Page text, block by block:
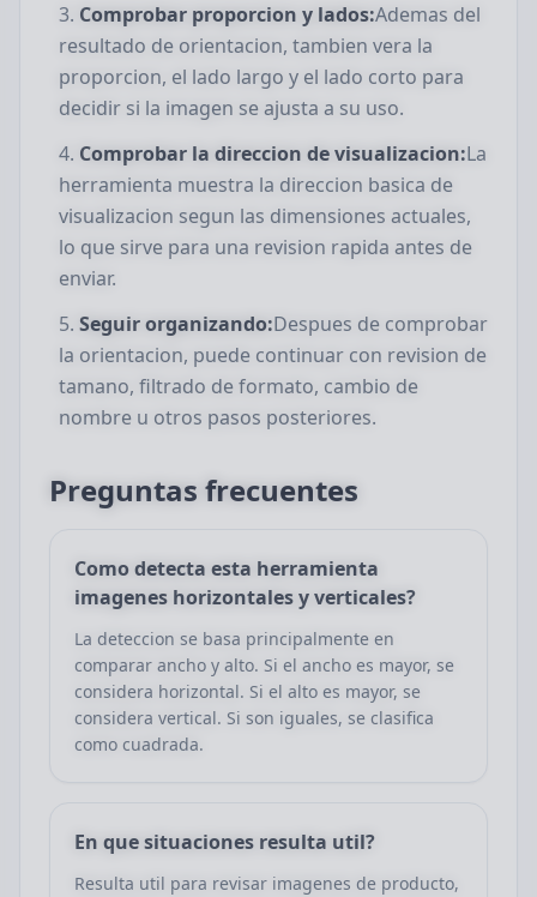
Comprobar proporcion y lados:Ademas del
resultado de orientacion, tambien vera la
proporcion, el lado largo y el lado corto para
decidir si la imagen se ajusta a su uso.
Comprobar la direccion de visualizacion:La
herramienta muestra la direccion basica de
visualizacion segun las dimensiones actuales,
lo que sirve para una revision rapida antes de
enviar.
Seguir organizando:Despues de comprobar
la orientacion, puede continuar con revision de
tamano, filtrado de formato, cambio de
nombre u otros pasos posteriores.
Preguntas frecuentes
Como detecta esta herramienta
imagenes horizontales y verticales?
La deteccion se basa principalmente en
comparar ancho y alto. Si el ancho es mayor, se
considera horizontal. Si el alto es mayor, se
considera vertical. Si son iguales, se clasifica
como cuadrada.
En que situaciones resulta util?
Resulta util para revisar imagenes de producto,